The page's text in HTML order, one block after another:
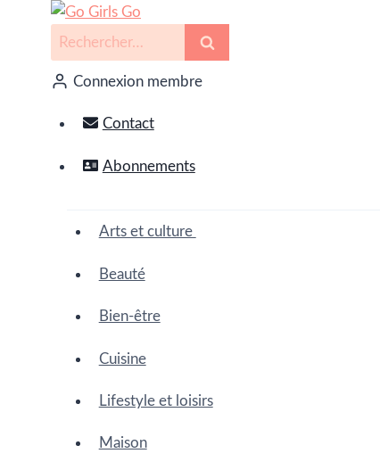
Connexion membre
Contact
Abonnements
Arts et culture
Beauté
Bien-être
Cuisine
Lifestyle et loisirs
Maison